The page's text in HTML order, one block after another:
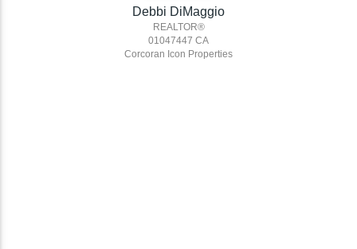
Debbi DiMaggio
REALTOR®
01047447 CA
Corcoran Icon Properties